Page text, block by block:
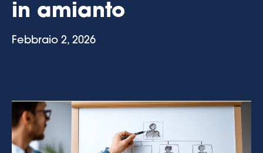
in amianto
Febbraio 2, 2026